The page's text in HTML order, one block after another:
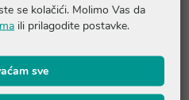
moguće je osjetiti blago i
se kolačići. Molimo Vas da
ili prilagodite postavke.
sve